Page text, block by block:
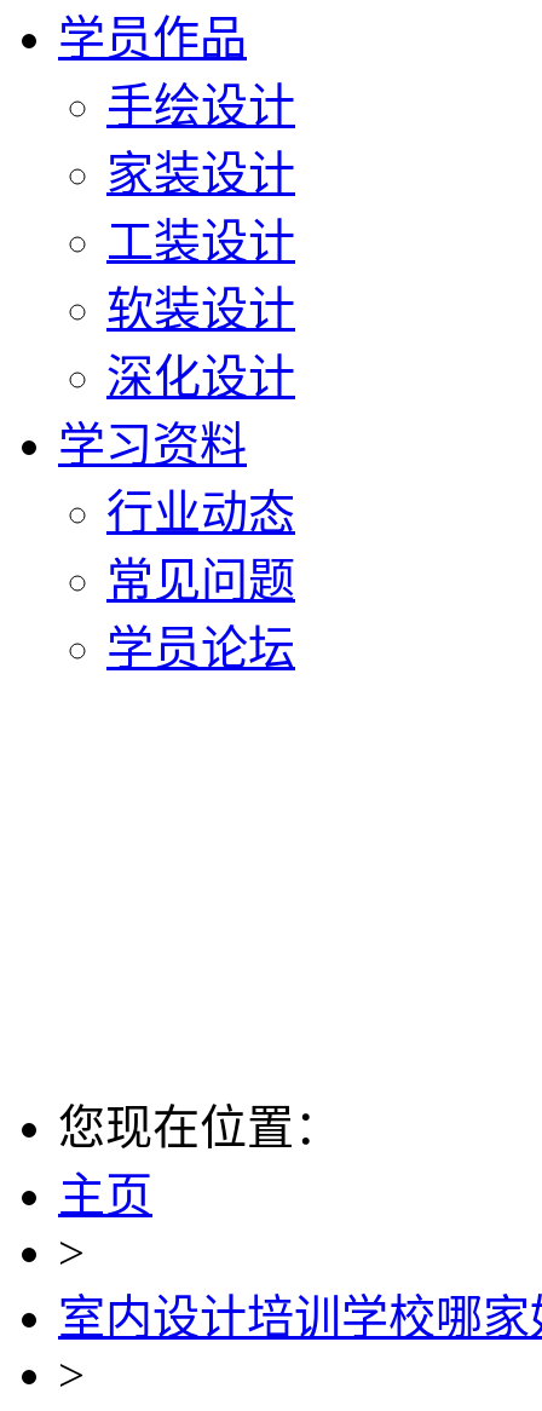
学员作品
手绘设计
家装设计
工装设计
软装设计
深化设计
学习资料
行业动态
常见问题
学员论坛
您现在位置：
主页
>
室内设计培训学校哪家
>